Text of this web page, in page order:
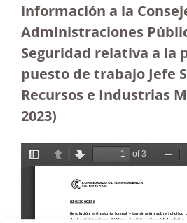
información a la
Administraciones
Seguridad relativa a la
puesto de trabajo Jefe
Recursos e Industrias
2023)